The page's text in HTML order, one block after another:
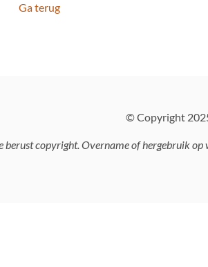
Ga terug
© Copyright
berust copyright. Overname of hergebruik